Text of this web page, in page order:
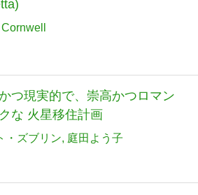
つ現実的で、崇高かつロマン
な 火星移住計画
・ズブリン 庭田よう子